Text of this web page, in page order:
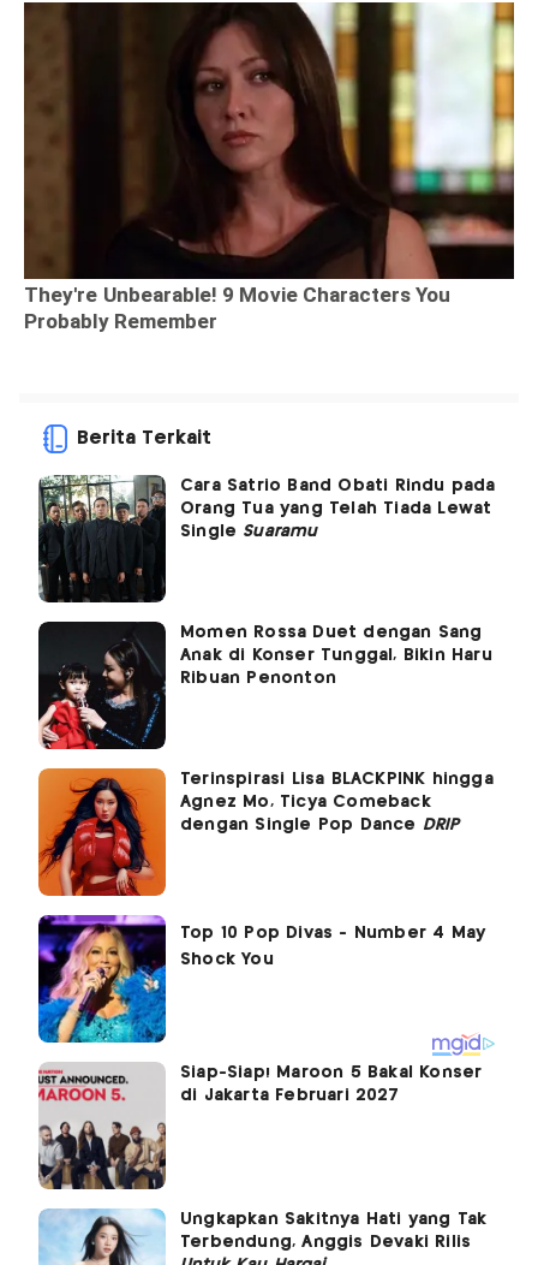
Berita Terkait
Cara Satrio Band Obati Rindu pada
Orang Tua yang Telah Tiada Lewat
Single Suaramu
Momen Rossa Duet dengan Sang
Anak di Konser Tunggal, Bikin Haru
Ribuan Penonton
Terinspirasi Lisa BLACKPINK hingga
Agnez Mo, Ticya Comeback
dengan Single Pop Dance DRIP
Siap-Siap! Maroon 5 Bakal Konser
di Jakarta Februari 2027
Ungkapkan Sakitnya Hati yang Tak
Terbendung, Anggis Devaki Rilis